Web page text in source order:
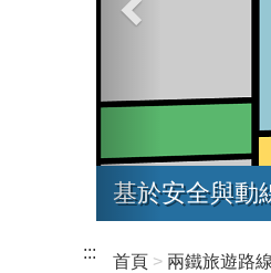
基於安全與動
::: 首頁 兩鐵旅遊路